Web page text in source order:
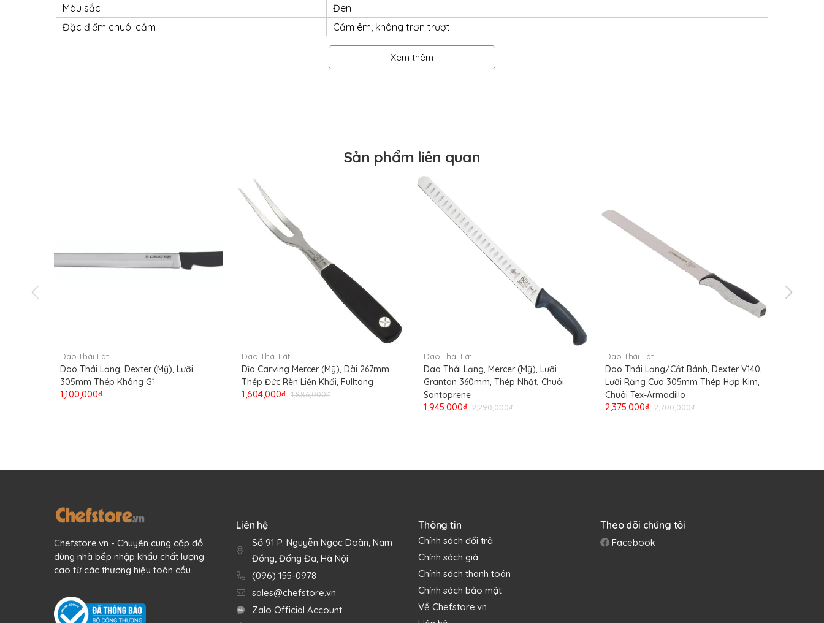
Màu sắc
Đen
Đặc điểm chuôi cầm
Cầm êm, không trơn trượt
Hi End
Xem thêm
Sản phẩm liên quan
Dao Thái Lát
Dao Thái Lạng, Dexter (Mỹ), Lưỡi
305mm Thép Không Gỉ
1,100,000₫
Dao Thái Lát
Dĩa Carving Mercer (Mỹ), Dài 267mm
Thép Đức Rèn Liền Khối, Fulltang
1,604,000₫ 1,886,000₫
Dao Thái Lát
Dao Thái Lạng, Mercer (Mỹ), Lưỡi
Granton 360mm, Thép Nhật, Chuôi
Santoprene
1,945,000₫ 2,290,000₫
Dao Thái Lát
Dao Thái Lạng/Cắt Bánh, Dexter V140,
Lưỡi Răng Cưa 305mm Thép Hợp Kim,
Chuôi Tex-Armadillo
2,375,000₫ 2,700,000₫
Chefstore.vn - Chuyên cung cấp đồ
dùng nhà bếp nhập khẩu chất lượng
cao từ các thương hiệu toàn cầu.
Liên hệ
Số 91 P. Nguyễn Ngọc Doãn, Nam
Đồng, Đống Đa, Hà Nội
(096) 155-0978
sales@chefstore.vn
Zalo Official Account
Thông tin
Chính sách đổi trả
Chính sách giá
Chính sách thanh toán
Chính sách bảo mật
Về Chefstore.vn
Theo dõi chúng tôi
Facebook